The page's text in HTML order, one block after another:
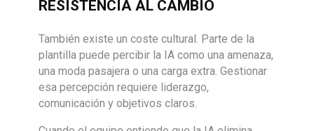
RESISTENCIA AL CAMBIO
También existe un coste cultural. Parte de la
plantilla puede percibir la IA como una amenaza,
una moda pasajera o una carga extra. Gestionar
esa percepción requiere liderazgo,
comunicación y objetivos claros.